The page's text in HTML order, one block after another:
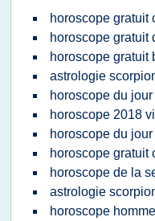
horoscope gratuit
horoscope gratuit
horoscope gratuit
astrologie
horoscope du
horoscope 2018
horoscope du
horoscope gratuit
horoscope de la
astrologie
horoscope